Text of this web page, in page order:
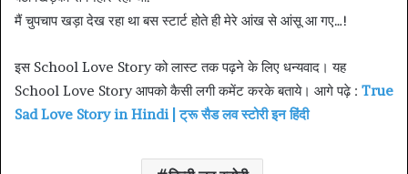
मैं चुपचाप खड़ा देख रहा था बस स्टार्ट होते ही मेरे आंख से आंसू आ गए…!
इस School Love Story को लास्ट तक पढ़ने के लिए धन्यवाद। यह
School Love Story आपको कैसी लगी कमेंट करके बताये। आगे पढ़े : True
Sad Love Story in Hindi | ट्रू सैड लव स्टोरी इन हिंदी